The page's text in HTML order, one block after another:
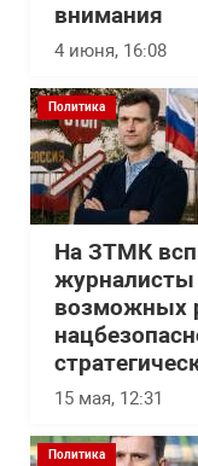
внимания
4 июня, 16:08
Политика
На ЗТМК
возможных
15 мая, 12:31
Политика